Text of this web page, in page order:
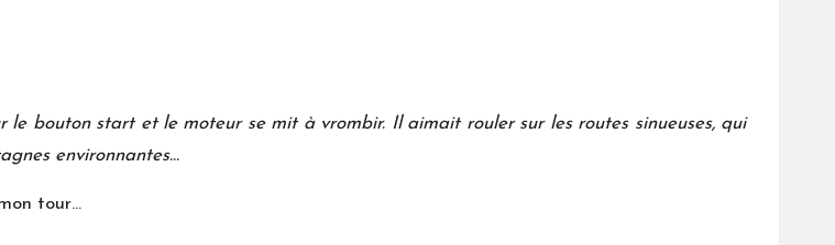
bouton start et le moteur se mit à vrombir. Il aimait rouler sur les routes sinueuses, qui
environnantes…
tour…